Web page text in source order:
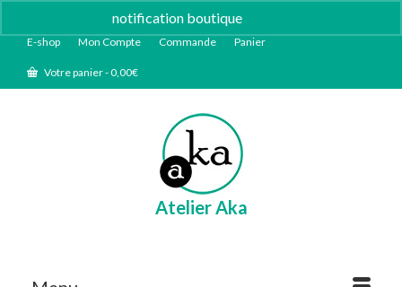
notification boutique
E-shop Mon Compte Commande Panier
Votre panier-0,00€
Atelier Aka